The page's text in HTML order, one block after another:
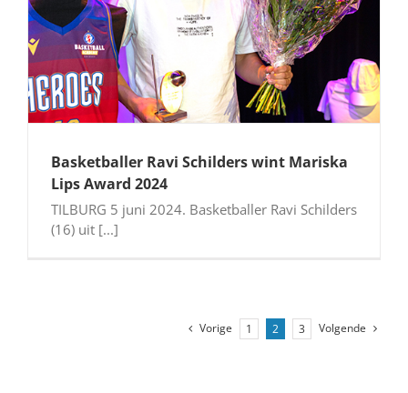
Basketballer Ravi Schilders wint Mariska
Lips Award 2024
TILBURG 5 juni 2024. Basketballer Ravi Schilders
(16) uit [...]
Vorige 1 2 3 Volgende